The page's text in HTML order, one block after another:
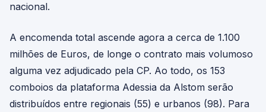
nacional.
A encomenda total ascende agora a cerca de 1.100
milhões de Euros, de longe o contrato mais volumoso
alguma vez adjudicado pela CP. Ao todo, os 153
comboios da plataforma Adessia da Alstom serão
distribuídos entre regionais (55) e urbanos (98). Para